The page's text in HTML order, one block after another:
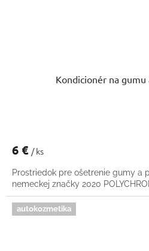
Kondicionér na
6 € / ks
Prostriedok pre ošetrenie gumy a
nemeckej značky 2020
autokozmetika